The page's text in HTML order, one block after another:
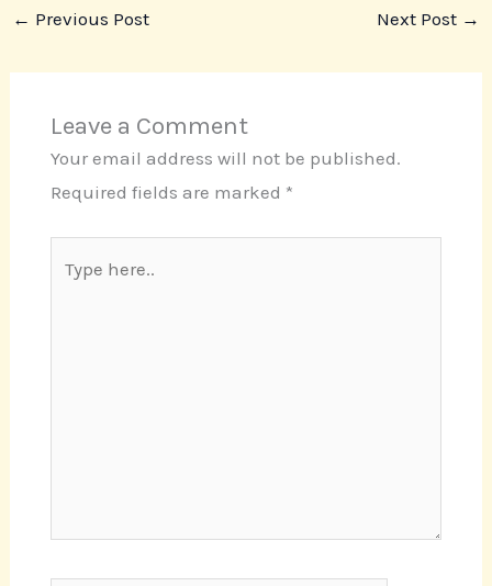
← Previous Post Next Post →
Leave a Comment
Your email address will not be published.
Required fields are marked *
here..